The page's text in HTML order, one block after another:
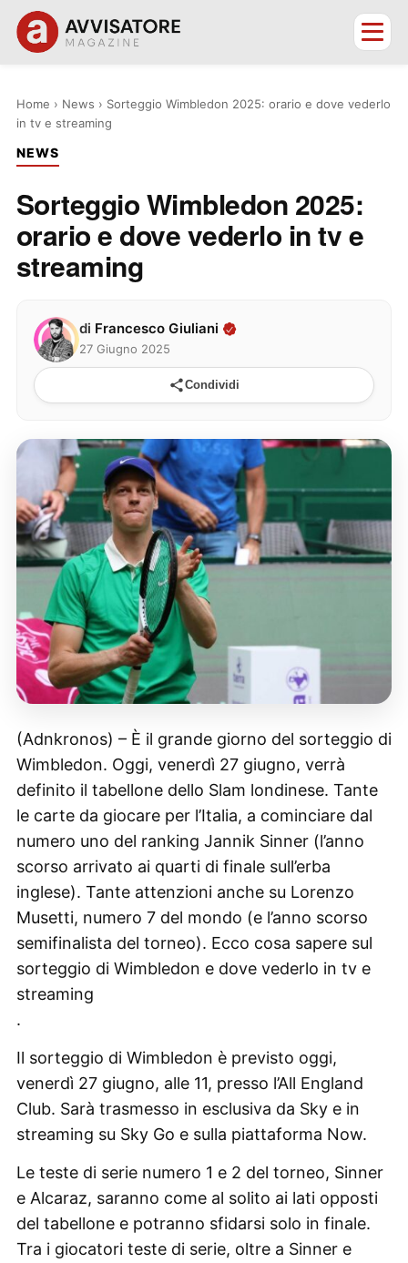
Home › News › Sorteggio Wimbledon 2025: orario e dove vederlo
in tv e streaming
NEWS
Sorteggio Wimbledon 2025:
orario e dove vederlo in tv e
streaming
di Francesco Giuliani
27 Giugno 2025
Condividi
(Adnkronos) – È il grande giorno del sorteggio di
Wimbledon. Oggi, venerdì 27 giugno, verrà
definito il tabellone dello Slam londinese. Tante
le carte da giocare per l’Italia, a cominciare dal
numero uno del ranking Jannik Sinner (l’anno
scorso arrivato ai quarti di finale sull’erba
inglese). Tante attenzioni anche su Lorenzo
Musetti, numero 7 del mondo (e l’anno scorso
semifinalista del torneo). Ecco cosa sapere sul
sorteggio di Wimbledon e dove vederlo in tv e
streaming
.
Il sorteggio di Wimbledon è previsto oggi,
venerdì 27 giugno, alle 11, presso l’All England
Club. Sarà trasmesso in esclusiva da Sky e in
streaming su Sky Go e sulla piattaforma Now.
Le teste di serie numero 1 e 2 del torneo, Sinner
e Alcaraz, saranno come al solito ai lati opposti
del tabellone e potranno sfidarsi solo in finale.
Tra i giocatori teste di serie, oltre a Sinner e